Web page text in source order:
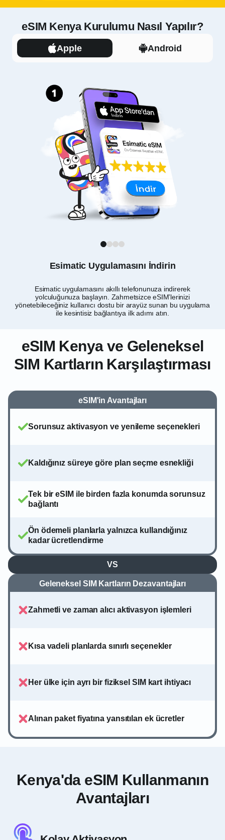
eSIM Kenya Kurulumu Nasıl Yapılır?
Apple Android
Esimatic Uygulamasını İndirin
Esimatic uygulamasını akıllı telefonunuza indirerek
yolculuğunuza başlayın. Zahmetsizce eSIM’lerinizi
yönetebileceğiniz kullanıcı dostu bir arayüz sunan bu uygulama
ile kesintisiz bağlantıya ilk adımı atın.
1 2 3 4
eSIM Kenya ve Geleneksel
SIM Kartların Karşılaştırması
eSIM'in Avantajları
Sorunsuz aktivasyon ve yenileme seçenekleri
Kaldığınız süreye göre plan seçme esnekliği
Tek bir eSIM ile birden fazla konumda sorunsuz
bağlantı
Ön ödemeli planlarla yalnızca kullandığınız
kadar ücretlendirme
VS
Geleneksel SIM Kartların Dezavantajları
Zahmetli ve zaman alıcı aktivasyon işlemleri
Kısa vadeli planlarda sınırlı seçenekler
Her ülke için ayrı bir fiziksel SIM kart ihtiyacı
Alınan paket fiyatına yansıtılan ek ücretler
Kenya'da eSIM Kullanmanın
Avantajları